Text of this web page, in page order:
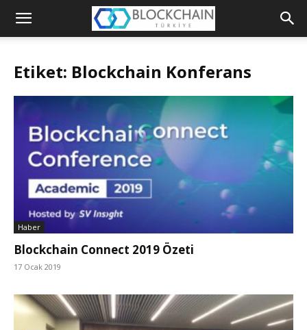
Blockchain
Etiket: Blockchain Konferans
Haber
Blockchain Connect 2019 Özeti
17 Ocak 2019